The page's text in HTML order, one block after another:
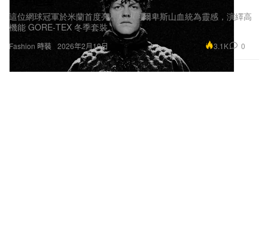
Fashion 時裝
這位網球冠軍於米蘭首度亮相，以阿爾卑斯山血統為靈感，演繹高
機能 GORE‑TEX 冬季套裝。
2026年2月10日 3.1K 0